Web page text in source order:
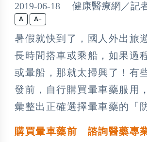
2019-06-18 健康醫療網／記
+
暑假就快到了，國人外出旅
長時間搭車或乘船，如果過
或暈船，那就太掃興了！有
發前，自行購買暈車藥服用
彙整出正確選擇暈車藥的「
購買暈車藥前 諮詢醫藥專